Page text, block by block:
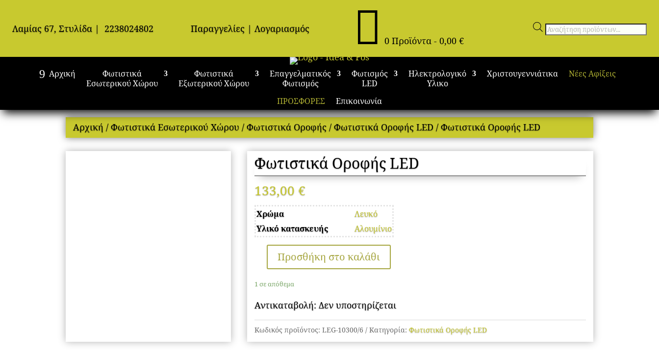
Λαμίας 67, Στυλίδα | 2238024802 Παραγγελίες |Λογαριασμός  0 Προϊόντα - 0,00€
Αναζήτηση
Αρχική
Φωτιστικά
Εσωτερικού Χώρου
Φωτιστικά
Εξωτερικού Χώρου
Επαγγελματικός
Φωτισμός
Φωτισμός
LED
Ηλεκτρολογικό
Υλικο
Χριστουγεννιάτικα Νέες Αφίξεις
ΠΡΟΣΦΟΡΕΣ Επικοινωνία
Αρχική /Φωτιστικά Εσωτερικού Χώρου /Φωτιστικά Οροφής /Φωτιστικά Οροφής LED / Φωτιστικά Οροφής LED
Φωτιστικά Οροφής LED
133,00 €
Χρώμα
Λευκό
Υλικό κατασκευής
Αλουμίνιο
Φωτιστικά
ποσότητα
Προσθήκη στο καλάθι
1 σε απόθεμα
Αντικαταβολή: Δεν υποστηρίζεται
Κωδικός προϊόντος: LEG-10300/6 Κατηγορία: Φωτιστικά Οροφής LED